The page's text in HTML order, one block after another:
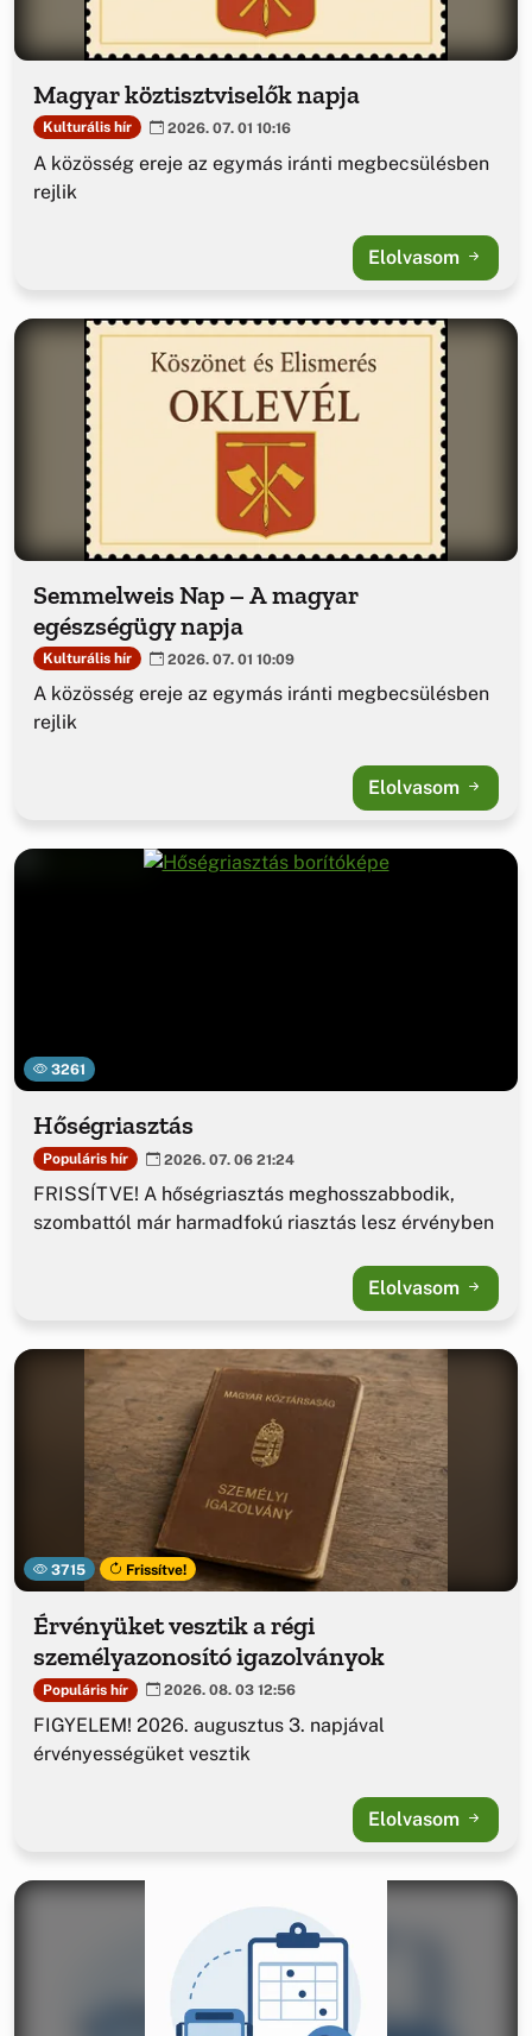
Magyar köztisztviselők napja
Kulturális hír 2026. 07. 01 10:16
A közösség ereje az egymás iránti megbecsülésben
rejlik
Elolvasom
Semmelweis Nap – A magyar
egészségügy napja
Kulturális hír 2026. 07. 01 10:09
A közösség ereje az egymás iránti megbecsülésben
rejlik
Elolvasom
3261
Hőségriasztás
Populáris hír 2026. 07. 06 21:24
FRISSÍTVE! A hőségriasztás meghosszabbodik,
szombattól már harmadfokú riasztás lesz érvényben
Elolvasom
3715 Frissítve!
Érvényüket vesztik a régi
személyazonosító igazolványok
Populáris hír 2026. 08. 03 12:56
FIGYELEM! 2026. augusztus 3. napjával
érvényességüket vesztik
Elolvasom